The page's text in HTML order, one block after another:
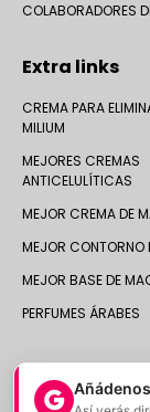
COLABORADORES
Extra links
CREMA PARA
MILIUM
MEJORES CREMAS
ANTICELULÍTICAS
MEJOR CREMA DE
MEJOR CONTORNO
MEJOR BASE DE
PERFUMES ÁRABES